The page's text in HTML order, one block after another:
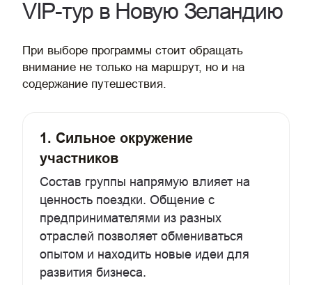
VIP-тур в Новую Зеландию
При выборе программы стоит обращать
внимание не только на маршрут, но и на
содержание путешествия.
1. Сильное окружение
участников
Состав группы напрямую влияет на
ценность поездки. Общение с
предпринимателями из разных
отраслей позволяет обмениваться
опытом и находить новые идеи для
развития бизнеса.